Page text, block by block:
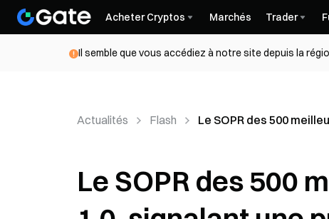
Acheter Cryptos Marchés Trader
Il semble que vous accédiez à notre site depuis la
Actualités Flash Le SOPR des 500
Le SOPR des 500